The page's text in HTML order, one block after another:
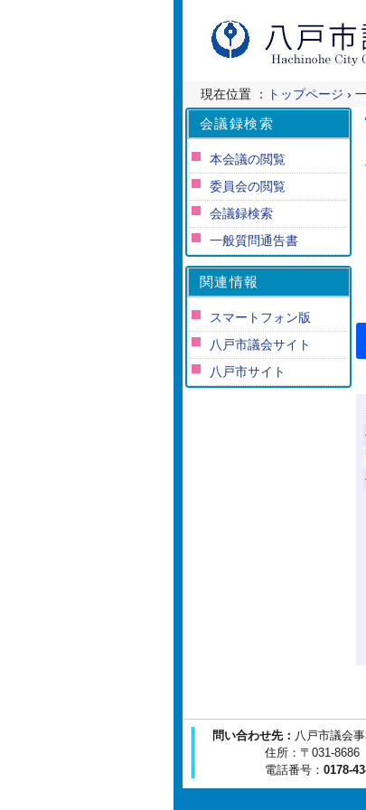
現在位置 ： トップページ ›
会議録検索
本会議の閲覧
委員会の閲覧
会議録検索
一般質問通告書
関連情報
スマートフォン版
八戸市議会サイト
八戸市サイト
問い合わせ先： 八戸市議会
住所：〒031-8686 青森
電話番号： 0178-